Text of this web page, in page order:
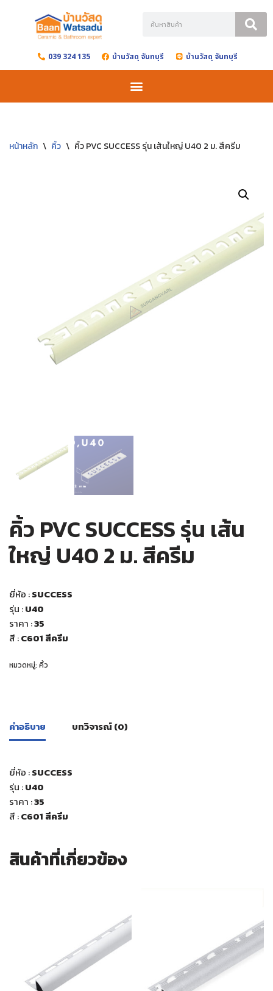
content 039 324 135 บ้านวัสดุ จันทบุรี บ้านวัสดุ จันทบุรี
หน้าหลัก \ คิ้ว \ คิ้ว PVC SUCCESS รุ่น เส้นใหญ่ U40 2 ม. สีครีม
คิ้ว PVC SUCCESS รุ่น เส้น
ใหญ่ U40 2 ม. สีครีม
ยี่ห้อ :SUCCESS
รุ่น :U40
ราคา :35
สี :C601 สีครีม
หมวดหมู่: คิ้ว
คำอธิบาย บทวิจารณ์ (0)
ยี่ห้อ :SUCCESS
รุ่น :U40
ราคา :35
สี :C601 สีครีม
สินค้าที่เกี่ยวข้อง